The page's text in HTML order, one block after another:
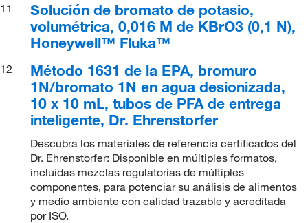
11
Solución de bromato de potasio,
volumétrica, 0,016 M de KBrO3 (0,1 N),
Honeywell™ Fluka™
12
Método 1631 de la EPA, bromuro
1N/bromato 1N en agua desionizada,
10 x 10 mL, tubos de PFA de entrega
inteligente, Dr. Ehrenstorfer
Descubra los materiales de referencia certificados del
Dr. Ehrenstorfer: Disponible en múltiples formatos,
incluidas mezclas regulatorias de múltiples
componentes, para potenciar su análisis de alimentos
y medio ambiente con calidad trazable y acreditada
por ISO.